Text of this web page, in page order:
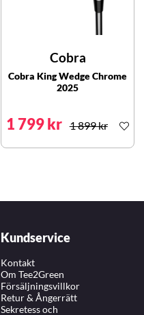
Cobra
Cobra King Wedge Chrome
2025
1 799 kr 1 899 kr
Kundservice
Kontakt
Om Tee2Green
Försäljningsvillkor
Retur & Ångerrätt
Sekretess och